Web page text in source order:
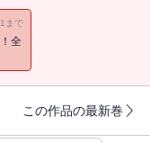
った。純也にとって
「家庭用妻」にすぎ
と関りを持つという
まで
全
この作品の最新巻